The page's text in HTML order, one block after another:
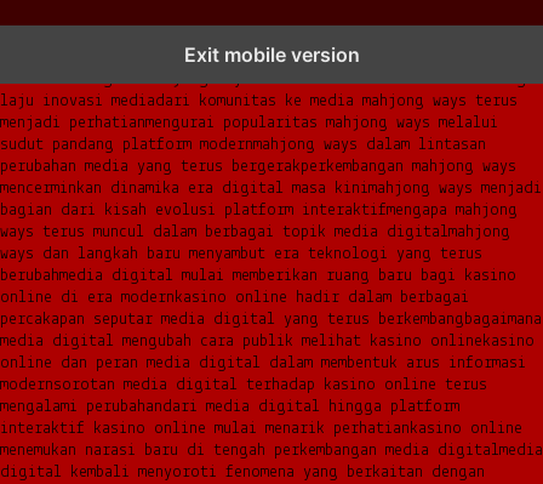
Exit mobile version
fenomena mahjong ways muncul bersama pergeseran
kebiasaan digitalmahjong ways menemukan momentum baru di tengah
laju inovasi mediadari komunitas ke media mahjong ways terus
menjadi perhatianmengurai popularitas mahjong ways melalui
sudut pandang platform modernmahjong ways dalam lintasan
perubahan media yang terus bergerakperkembangan mahjong ways
mencerminkan dinamika era digital masa kinimahjong ways menjadi
bagian dari kisah evolusi platform interaktifmengapa mahjong
ways terus muncul dalam berbagai topik media digitalmahjong
ways dan langkah baru menyambut era teknologi yang terus
berubahmedia digital mulai memberikan ruang baru bagi kasino
online di era modernkasino online hadir dalam berbagai
percakapan seputar media digital yang terus berkembangbagaimana
media digital mengubah cara publik melihat kasino onlinekasino
online dan peran media digital dalam membentuk arus informasi
modernsorotan media digital terhadap kasino online terus
mengalami perubahandari media digital hingga platform
interaktif kasino online mulai menarik perhatiankasino online
menemukan narasi baru di tengah perkembangan media digitalmedia
digital kembali menyoroti fenomena yang berkaitan dengan